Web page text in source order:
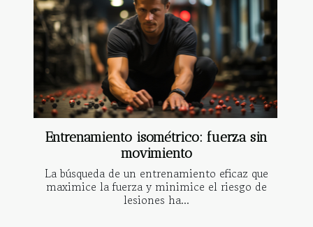
Entrenamiento isométrico: fuerza sin
movimiento
La búsqueda de un entrenamiento eficaz que
maximice la fuerza y minimice el riesgo de
lesiones ha...